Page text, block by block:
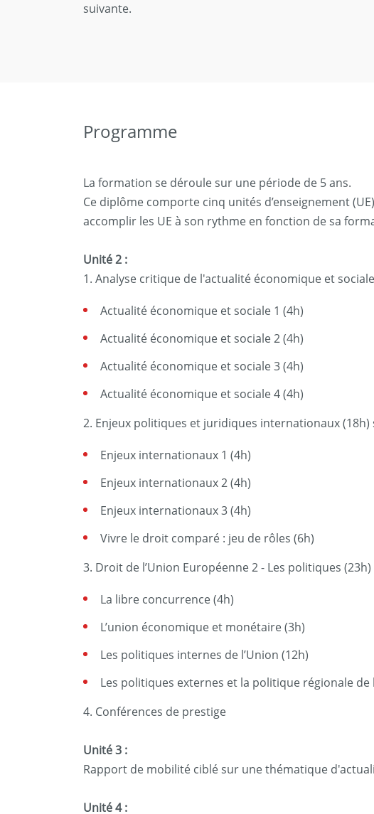
suivante.
Programme
La formation se déroule sur une période de 5 ans.
Ce diplôme comporte cinq unités d’enseignement
accomplir les UE à son rythme en fonction de sa
Unité 2 :
1. Analyse critique de l'actualité économique et
Actualité économique et sociale 1 (4h)
Actualité économique et sociale 2 (4h)
Actualité économique et sociale 3 (4h)
Actualité économique et sociale 4 (4h)
2. Enjeux politiques et juridiques internationaux (18h)
Enjeux internationaux 1 (4h)
Enjeux internationaux 2 (4h)
Enjeux internationaux 3 (4h)
Vivre le droit comparé : jeu de rôles (6h)
3. Droit de l’Union Européenne 2 - Les politiques (23h)
La libre concurrence (4h)
L’union économique et monétaire (3h)
Les politiques internes de l’Union (12h)
Les politiques externes et la politique régionale de
4. Conférences de prestige
Unité 3 :
Rapport de mobilité ciblé sur une thématique
Unité 4 :